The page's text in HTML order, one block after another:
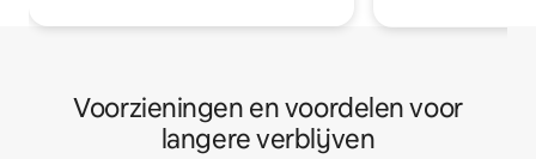
Voorzieningen en voordelen voor
langere verblijven